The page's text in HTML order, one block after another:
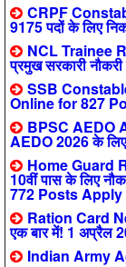
CRPF
9175 पदों के लिए
NCL Trainee
प्रमुख सरकारी
SSB
Online for 827
BPSC AEDO
AEDO 2026 के लिए
Home Guard
10वीं पास के लिए
772 Posts Apply
Ration Card
एक बार में! 1 अप्रैल
Indian Army